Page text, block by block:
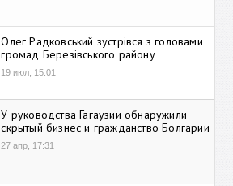
Олег Радковський зустрівся з головами
громад Березівського району
19 июл, 15:01
У руководства Гагаузии обнаружили
скрытый бизнес и гражданство Болгарии
27 апр, 17:31